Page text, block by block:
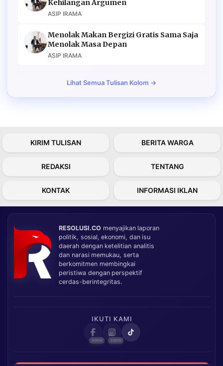
Kehilangan Argumen
ASIP IRAMA
Menolak Makan Bergizi Gratis Sama Saja
Menolak Masa Depan
ASIP IRAMA
Lihat Semua Tulisan Kolom →
KIRIM TULISAN BERITA WARGA
REDAKSI TENTANG
KONTAK INFORMASI IKLAN
RESOLUSI.CO menyajikan laporan
politik, sosial, ekonomi, dan isu
daerah dengan ketelitian analitis
dan narasi memukau, serta
berkomitmen membingkai
peristiwa dengan perspektif
cerdas-berintegritas.
IKUTI KAMI